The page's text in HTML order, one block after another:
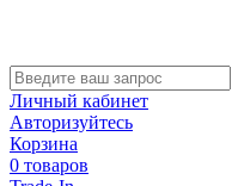
Личный кабинет
Авторизуйтесь
Корзина
0 товаров